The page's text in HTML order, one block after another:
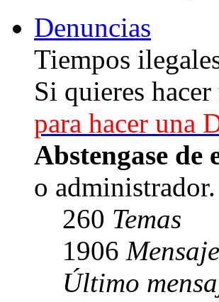
Denuncias
Tiempos
Si quieres
para hacer una
Abstengase de
o administrador.
260 Temas
1906
Último